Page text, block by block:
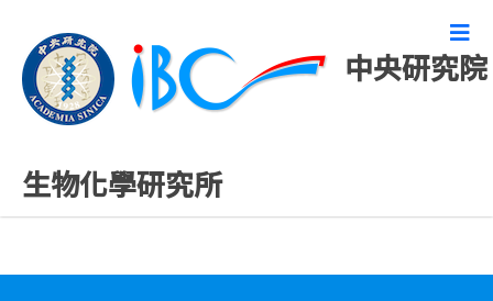
中央研究院
生物化學研究所徵才